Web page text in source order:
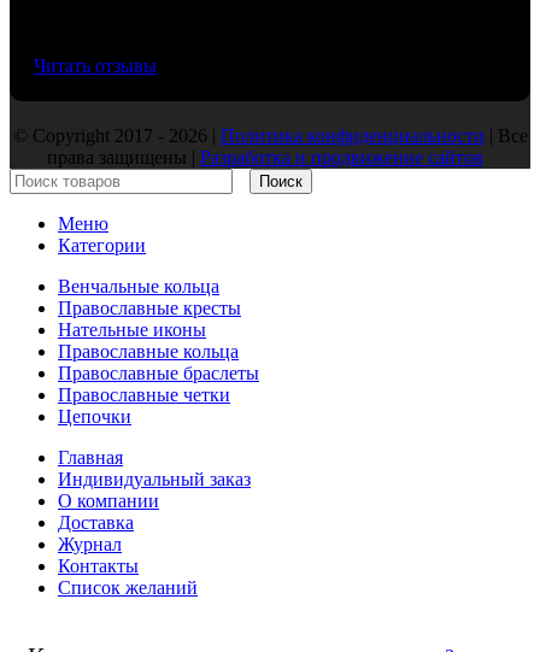
Читать отзывы
© Copyright 2017 - 2026 | Политика конфиденциальности | Все
права защищены | Разработка и продвижение сайтов
Поиск
Меню
Категории
Венчальные кольца
Православные кресты
Нательные иконы
Православные кольца
Православные браслеты
Православные четки
Цепочки
Главная
Индивидуальный заказ
О компании
Доставка
Журнал
Контакты
Список желаний